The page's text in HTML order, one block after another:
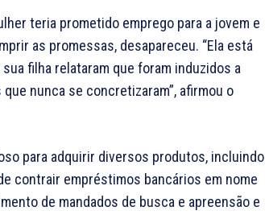
teria prometido emprego para a jovem e
as promessas, desapareceu. “Ela está
filha relataram que foram induzidos a
nunca se concretizaram”, afirmou o
para adquirir diversos produtos, incluindo
contrair empréstimos bancários em nome
de mandados de busca e apreensão e